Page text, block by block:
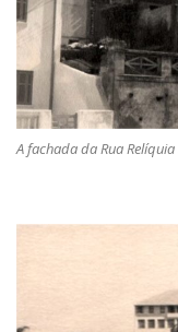
A fachada da Rua